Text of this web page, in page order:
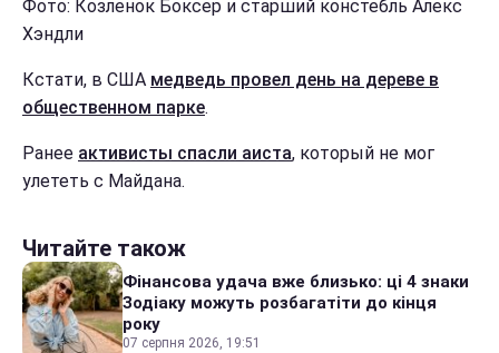
Фото: Козленок Боксер и старший констебль Алекс
Хэндли
Кстати, в США медведь провел день на дереве в
общественном парке.
Ранее активисты спасли аиста, который не мог
улететь с Майдана.
Читайте також
Фінансова удача вже близько: ці 4 знаки
Зодіаку можуть розбагатіти до кінця
року
07 серпня 2026, 19:51